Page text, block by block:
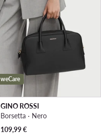
weCare
GINO ROSSI
Borsetta · Nero
109,99€